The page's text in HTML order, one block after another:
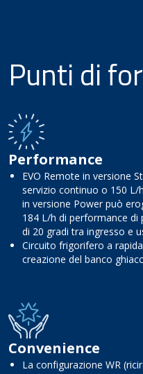
Punti di
Performance
EVO Remote in versione
servizio continuo o 150
in versione Power può
184 L/h di performance di
di 20 gradi tra ingresso e
Circuito frigorifero a
creazione del banco
Convenience
La configurazione WR